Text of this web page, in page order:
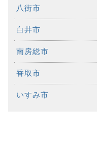
八街市
白井市
南房総市
香取市
いすみ市